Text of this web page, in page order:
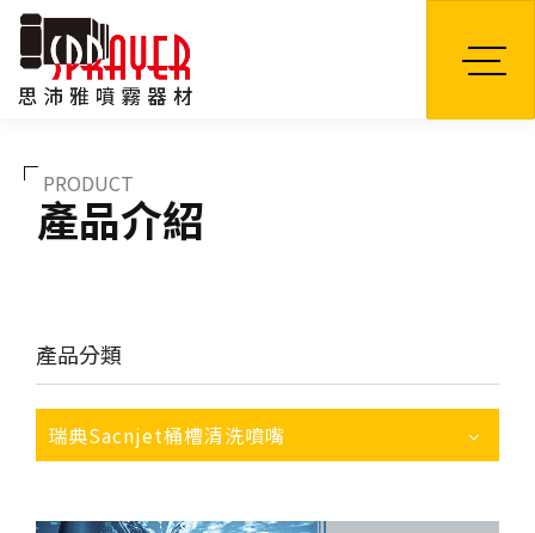
PRODUCT
產品介紹
產品分類
瑞典Sacnjet桶槽清洗噴嘴